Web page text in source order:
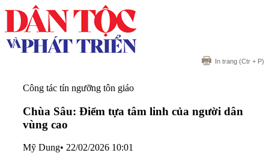
In trang (Ctr + P)
Công tác tín ngưỡng tôn giáo
Chùa Sâu: Điểm tựa tâm linh của người dân
vùng cao
Mỹ Dung• 22/02/2026 10:01